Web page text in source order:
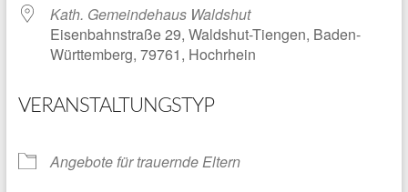
Kath. Gemeindehaus Waldshut
Eisenbahnstraße 29, Waldshut-Tiengen, Baden-
Württemberg, 79761, Hochrhein
VERANSTALTUNGSTYP
Angebote für trauernde Eltern